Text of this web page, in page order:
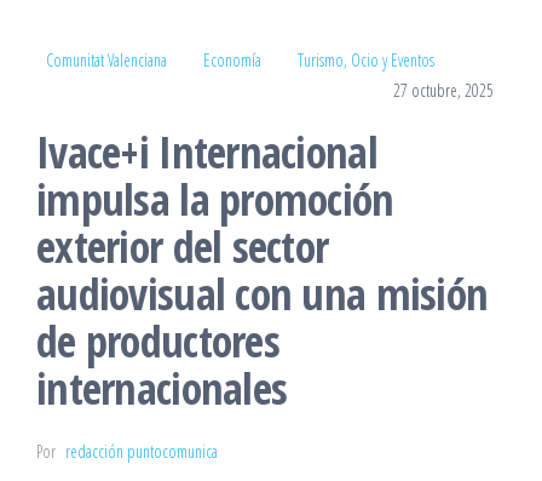
Comunitat Valenciana Economía
Turismo, Ocio y Eventos
27 octubre, 2025
Ivace+i Internacional
impulsa la promoción
exterior del sector
audiovisual con una misión
de productores
internacionales
Por redacción puntocomunica